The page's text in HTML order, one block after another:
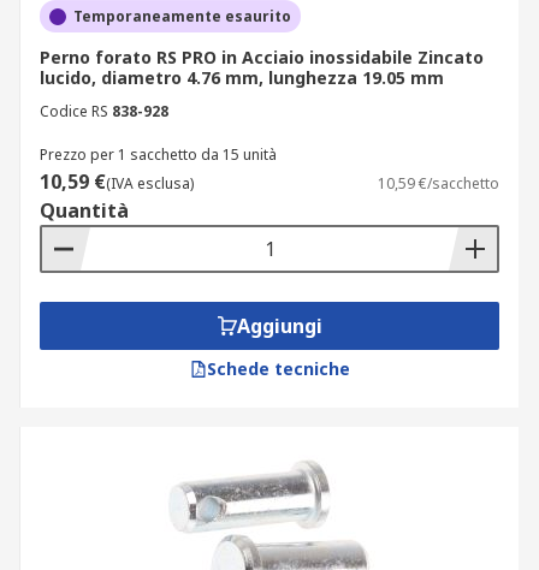
Temporaneamente esaurito
Perno forato RS PRO in Acciaio inossidabile Zincato
lucido, diametro 4.76 mm, lunghezza 19.05 mm
Codice RS 838-928
Prezzo per 1 sacchetto da 15 unità
10,59 €(IVA esclusa) 10,59 €/sacchetto
Quantità
Aggiungi
Schede tecniche